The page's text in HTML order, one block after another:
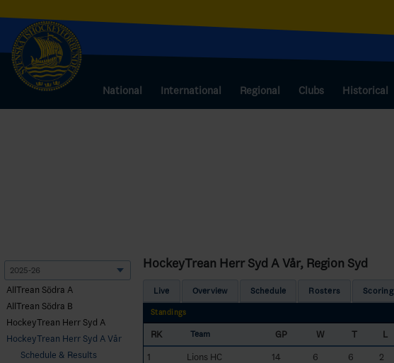
National International Regional Clubs Historical
AllTrean Södra A
AllTrean Södra B
HockeyTrean Herr Syd A
HockeyTrean Herr Syd A Vår
Schedule & Results
HockeyTrean Herr Syd A Vår, Region Syd
Live Overview Schedule Rosters Scoring
Standings
RK Team GP W T L
1
Lions HC
14 6 6 2